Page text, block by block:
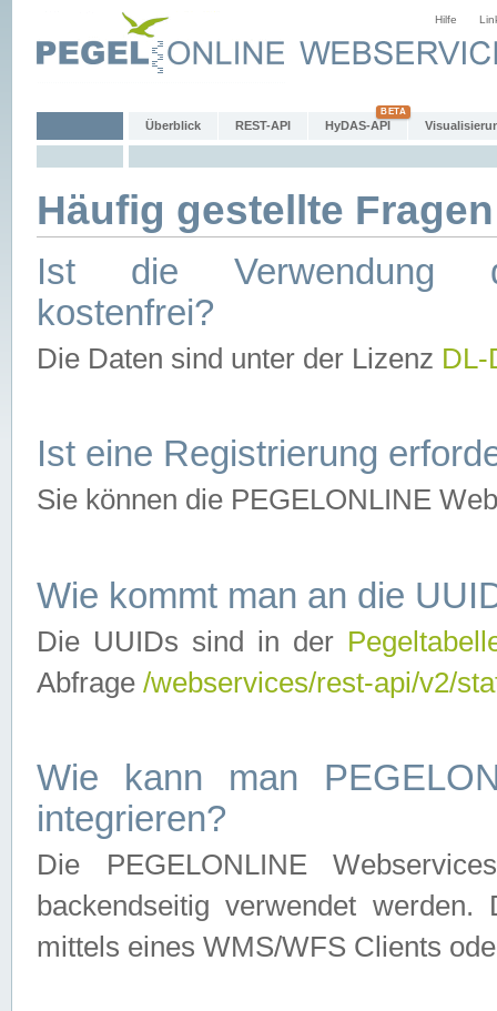
Hilfe
Überblick REST-API HyDAS-API
Häufig gestellte
Ist die Verwendung
kostenfrei?
Die Daten sind unter der Lizenz
Ist eine Registrierung
Sie können die PEGELONLINE
Wie kommt man an die
Die UUIDs sind in der
Abfrage /webservices/rest-api/v2/
Wie kann man
integrieren?
Die PEGELONLINE
backendseitig verwendet
mittels eines WMS/WFS Clients